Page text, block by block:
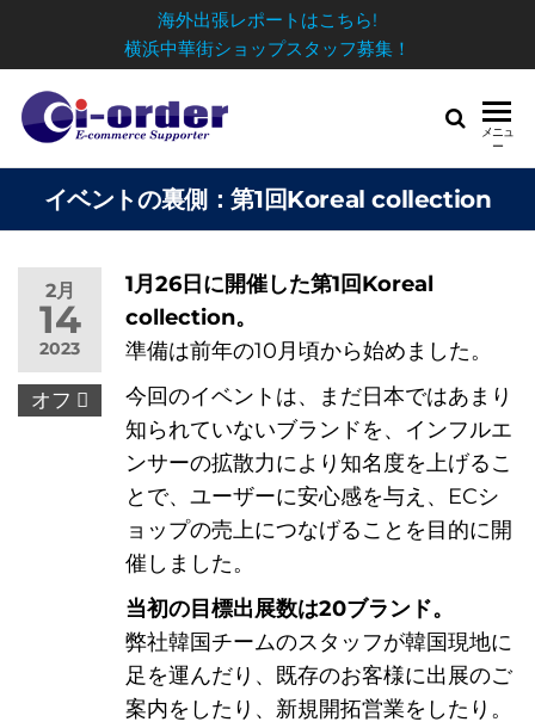
海外出張レポートはこちら!
横浜中華街ショップスタッフ募集！
株式会
メニュ
ー
イベントの裏側：第1回Koreal collection
2月
14
2023
オフ
1月26日に開催した第1回Koreal
collection。
準備は前年の10月頃から始めました。
今回のイベントは、まだ日本ではあまり
知られていないブランドを、インフルエ
ンサーの拡散力により知名度を上げるこ
とで、ユーザーに安心感を与え、ECシ
ョップの売上につなげることを目的に開
催しました。
当初の目標出展数は20ブランド。
弊社韓国チームのスタッフが韓国現地に
足を運んだり、既存のお客様に出展のご
案内をしたり、新規開拓営業をしたり。